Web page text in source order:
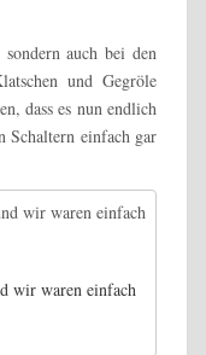
auch bei den
und Gegröle
dass es nun endlich
Schaltern einfach gar
wir waren einfach